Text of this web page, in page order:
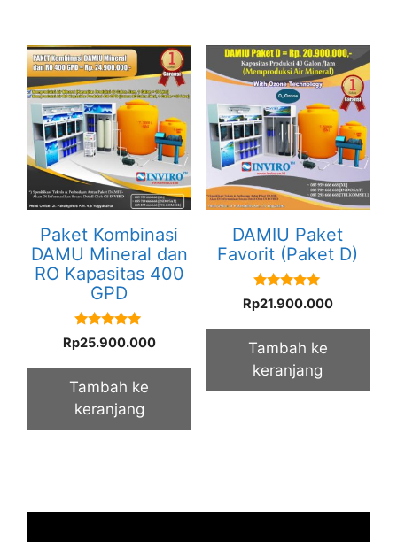
Paket Kombinasi
DAMU Mineral dan
RO Kapasitas 400
GPD
5.00
out of 5
Rp25.900.000
Tambah ke
keranjang
DAMIU Paket
Favorit (Paket D)
5.00
out of 5
Rp21.900.000
Tambah ke
keranjang